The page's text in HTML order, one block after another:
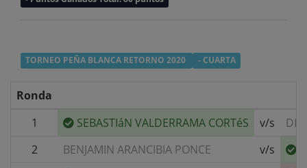
TORNEO PEÑA BLANCA RETORNO 2020 - CUARTA
Ronda
1
SEBASTIáN VALDERRAMA CORTéS v/s
2
BENJAMIN ARANCIBIA PONCE v/s